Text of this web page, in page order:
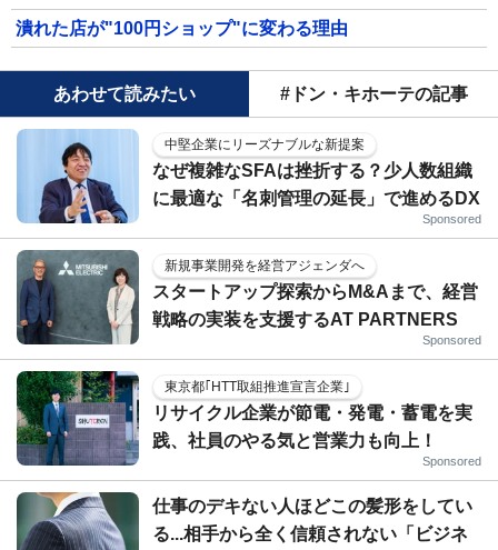
潰れた店が"100円ショップ"に変わる理由
あわせて読みたい #ドン・キホーテの記事
中堅企業にリーズナブルな新提案
なぜ複雑なSFAは挫折する？少人数組織
に最適な「名刺管理の延長」で進めるDX
Sponsored
新規事業開発を経営アジェンダへ
スタートアップ探索からM&Aまで、経営
戦略の実装を支援するAT PARTNERS
Sponsored
東京都｢HTT取組推進宣言企業｣
リサイクル企業が節電・発電・蓄電を実
践、社員のやる気と営業力も向上！
Sponsored
仕事のデキない人ほどこの髪形をしてい
る...相手から全く信頼されない「ビジネ